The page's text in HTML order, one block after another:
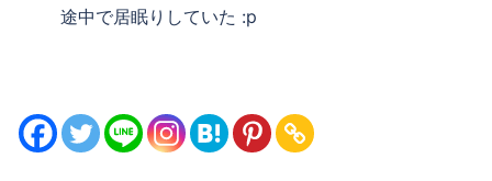
途中で居眠りしていた :p